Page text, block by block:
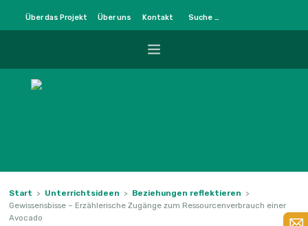
Über das Projekt Über uns Kontakt
METHODENMUSTER
BNE-BOX PLUS
Start > Unterrichtsideen > Beziehungen reflektieren >
Gewissensbisse – Erzählerische Zugänge zum Ressourcenverbrauch einer
Avocado